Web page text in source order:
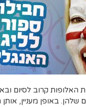
האלופות קרוב לסיום
שלהן. באופן מעניין,